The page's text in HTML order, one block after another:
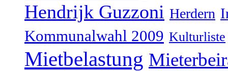
Hendrijk Guzzoni Herdern
Kommunalwahl 2009 Kulturliste
Mietbelastung